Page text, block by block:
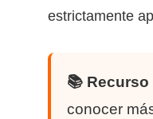
estrictamente
📚
conocer